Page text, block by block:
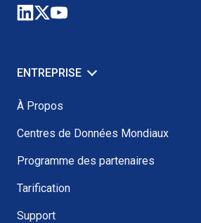
ENTREPRISE
À Propos
Centres de Données Mondiaux
Programme des partenaires
Tarification
Support